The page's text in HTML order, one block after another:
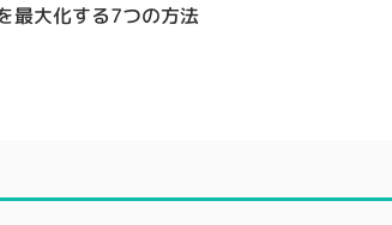
最大化する7つの方法